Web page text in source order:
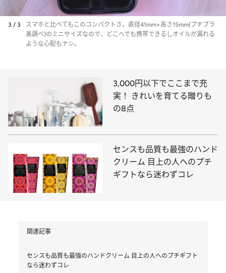
3 / 3
スマホと比べてもこのコンパクトさ。直径41mm×高さ15mm(プチプラ
美調べ)のミニサイズなので、どこへでも携帯できるしオイルが漏れる
ような心配もナシ。
3,000円以下でここまで充
実！ きれいを育てる贈りも
の8点
センスも品質も最強のハンド
クリーム 目上の人へのプチ
ギフトなら迷わずコレ
関連記事
センスも品質も最強のハンドクリーム 目上の人へのプチギフト
なら迷わずコレ